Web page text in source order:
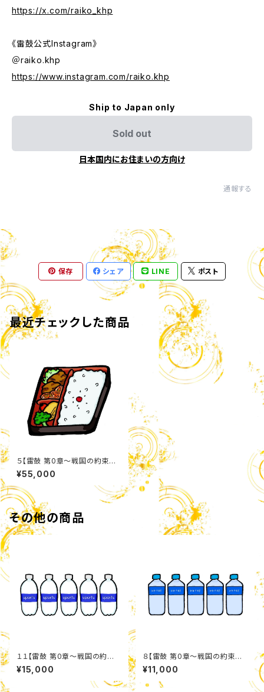
https://x.com/raiko_khp
《雷鼓公式Instagram》
＠raiko.khp
https://www.instagram.com/raiko.khp
Ship to Japan only
Sold out
日本国内にお住まいの方向け
通報する
保存 シェア LINE ポスト
最近チェックした商品
５【雷鼓 第0章〜戦国の約束〜】
「中日昼公演」弁当セット（特典
付き）
¥55,000
その他の商品
１１【雷鼓 第0章〜戦国の約
束〜】 スポーツドリンクセット
¥15,000
８【雷鼓 第0章〜戦国の約束〜】
ミネラルウォーターセット
¥11,000